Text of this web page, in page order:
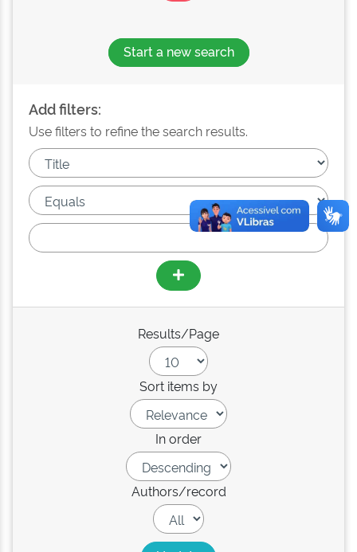
Start a new search
Add filters:
Use filters to refine the search results.
Results/Page
Sort items by
In order
Authors/record